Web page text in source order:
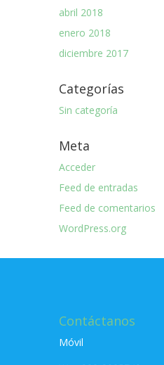
abril 2018
enero 2018
diciembre 2017
Categorías
Sin categoría
Meta
Acceder
Feed de entradas
Feed de comentarios
WordPress.org
Contáctanos
Móvil